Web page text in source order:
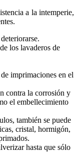
a la intemperie,
los lavaderos de
imprimaciones en el
contra la corrosión y
el embellecimiento
también se puede
cristal, hormigón,
hasta que sólo